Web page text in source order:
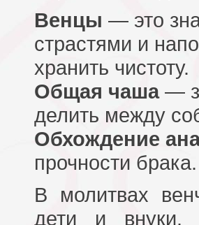
Венцы — это
страстями и
хранить чистоту.
Общая чаша—
делить между
Обхождение
прочности брака.
В молитвах
дети и